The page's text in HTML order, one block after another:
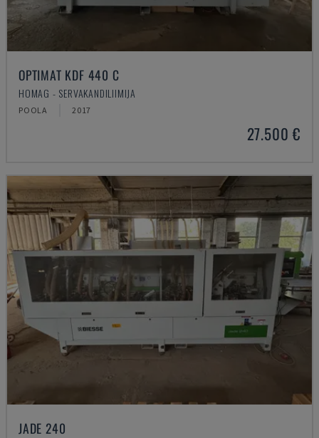
OPTIMAT KDF 440 C
HOMAG - SERVAKANDILIIMIJA
POOLA 2017
27.500 €
JADE 240